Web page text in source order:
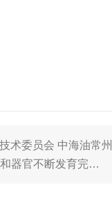
术委员会 中海油常
器官不断发育完…